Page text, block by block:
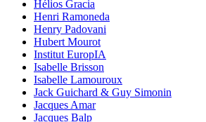
Hélios Gracia
Henri Ramoneda
Henry Padovani
Hubert Mourot
Institut EuropIA
Isabelle Brisson
Isabelle Lamouroux
Jack Guichard & Guy Simonin
Jacques Amar
Jacques Balp